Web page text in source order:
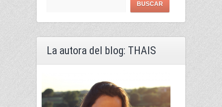
La autora del blog: THAIS